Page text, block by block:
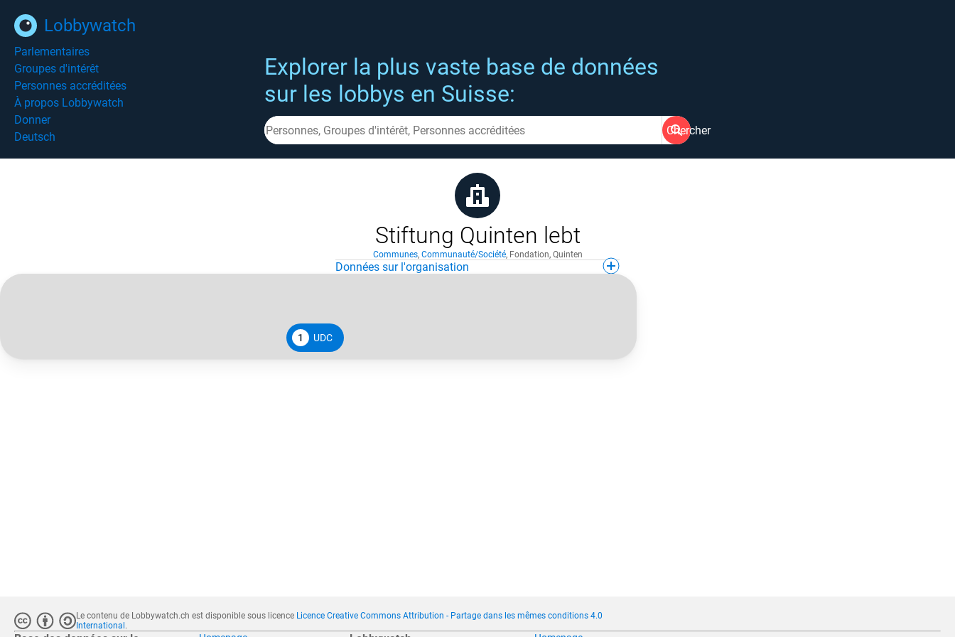
Lobbywatch
Parlementaires
Groupes d'intérêt
Personnes accréditées
À propos Lobbywatch
Donner
Deutsch
Explorer la plus vaste base de données
sur les lobbys en Suisse:
Chercher
Stiftung Quinten lebt
Communes, Communauté/Société, Fondation, Quinten
Données sur l'organisation
1 UDC
Le contenu de Lobbywatch.ch est disponible sous licence Licence Creative Commons Attribution - Partage dans les mêmes conditions 4.0
International .